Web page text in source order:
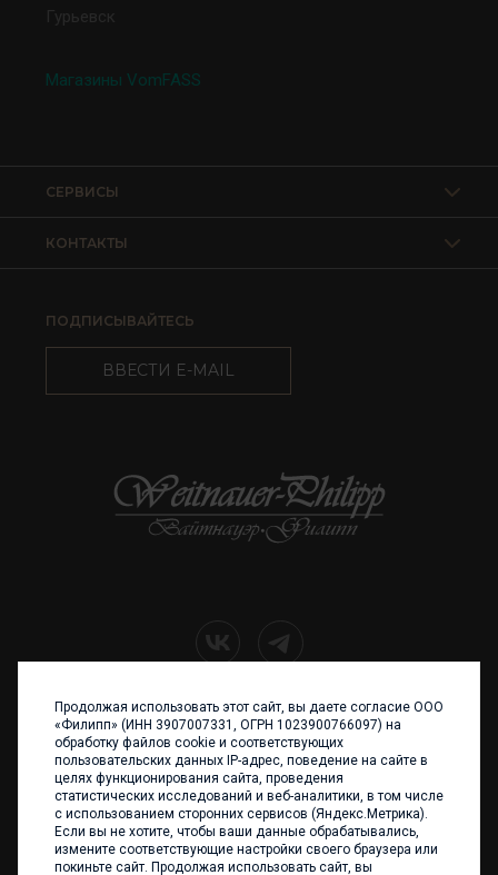
Гурьевск
Магазины VomFASS
КОНТАКТЫ
СЕРВИСЫ
ПОДПИСЫВАЙТЕСЬ
ВВЕСТИ E-MAIL
+7 (4012) 960 898
236017 Калининград,
ул. Каштановая аллея, 47
Телефон: +7 4012 960 898,
+7 4012 960 856
Написать нам
Продолжая использовать этот сайт, вы даете согласие ООО
«Филипп» (ИНН 3907007331, ОГРН 1023900766097) на
обработку файлов cookie и соответствующих
пользовательских данных IP-адрес, поведение на сайте в
целях функционирования сайта, проведения
статистических исследований и веб-аналитики, в том числе
с использованием сторонних сервисов (Яндекс.Метрика).
Если вы не хотите, чтобы ваши данные обрабатывались,
измените соответствующие настройки своего браузера или
покиньте сайт. Продолжая использовать сайт, вы